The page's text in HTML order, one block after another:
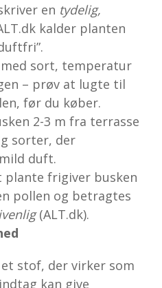
en tydelig,
kalder planten
sort, temperatur
– prøv at lugte til
før du køber.
2-3 m fra terrasse
sorter, der
duft.
plante frigiver busken
pollen og betragtes
(ALT.dk).
stof, der virker som
kan give